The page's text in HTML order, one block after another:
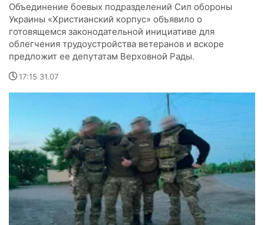
Объединение боевых подразделений Сил обороны
Украины «Христианский корпус» объявило о
готовящемся законодательной инициативе для
облегчения трудоустройства ветеранов и вскоре
предложит ее депутатам Верховной Рады.
17:15 31.07